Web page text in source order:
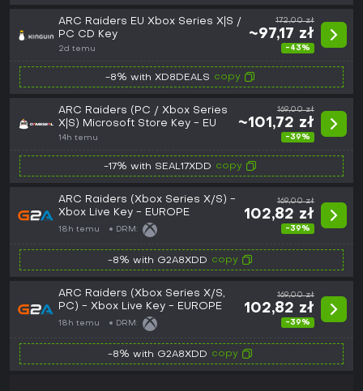
ARC Raiders EU Xbox Series X|S /
PC CD Key
2d temu
172,00 zł
~97,17 zł
-43%
-8% with XD8DEALS copy
ARC Raiders (PC / Xbox Series
X|S) Microsoft Store Key - EU
14h temu
169,00 zł
~101,72 zł
-39%
-17% with SEAL17XDD copy
ARC Raiders (Xbox Series X/S) -
Xbox Live Key - EUROPE
18h temu DRM:
169,00 zł
102,82 zł
-39%
-8% with G2A8XDD copy
ARC Raiders (Xbox Series X/S,
PC) - Xbox Live Key - EUROPE
18h temu DRM:
169,00 zł
102,82 zł
-39%
-8% with G2A8XDD copy